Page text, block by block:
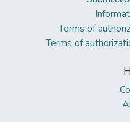
Terms of
Terms of